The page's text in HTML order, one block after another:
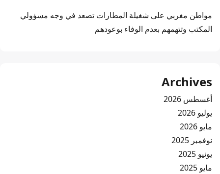
مواطن مغربي على شغيلة المطارات تصعد في وجه مسؤولي
المكتب وتتهمهم بعدم الوفاء بوعودهم
Archives
أغسطس 2026
يوليو 2026
مايو 2026
نوفمبر 2025
يونيو 2025
مايو 2025